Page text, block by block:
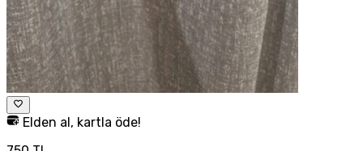
Elden al, kartla öde!